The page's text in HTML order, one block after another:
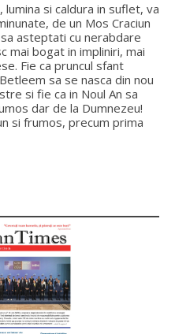
si caldura in suflet, va
de un Mos Craciun
asteptati cu nerabdare
mai bogat in impliniri, mai
Fie ca pruncul sfant
sa se nasca din nou
si fie ca in Noul An sa
dar de la Dumnezeu!
si frumos, precum prima